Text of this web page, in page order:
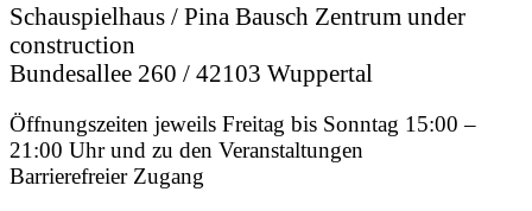
Schauspielhaus / Pina Bausch Zentrum under
construction
Bundesallee 260 / 42103 Wuppertal
Öffnungszeiten jeweils Freitag bis Sonntag 15:00 –
21:00 Uhr und zu den Veranstaltungen
Barrierefreier Zugang